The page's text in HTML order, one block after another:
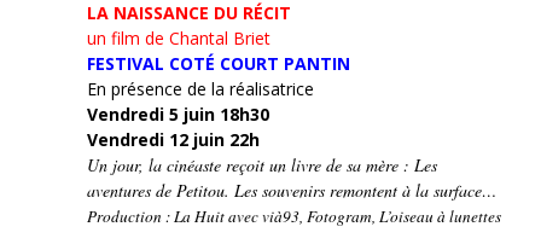
LA NAISSANCE DU RÉCIT
un film de Chantal Briet
FESTIVAL COTÉ COURT PANTIN
En présence de la réalisatrice
Vendredi 5 juin 18h30
Vendredi 12 juin 22h
Un jour, la cinéaste reçoit un livre de sa mère : Les
aventures de Petitou. Les souvenirs remontent à la surface…
Production : La Huit avec vià93, Fotogram, L’oiseau à lunettes